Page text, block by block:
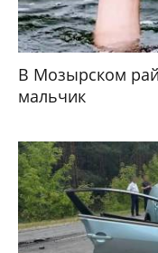
В Мозырском
мальчик